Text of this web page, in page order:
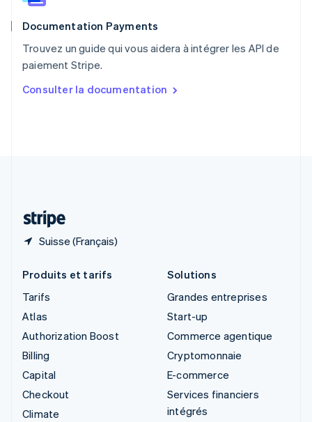
Documentation Payments
Trouvez un guide qui vous aidera à intégrer les API de
paiement Stripe.
Consulter la documentation
Suisse (Français)
Royaume-Uni
Singapour
English 简体中文
English
Produits et tarifs
Tarifs
Atlas
Authorization Boost
Billing
Capital
Checkout
Climate
Solutions
Grandes entreprises
Start-up
Commerce agentique
Cryptomonnaie
E-commerce
Services financiers
intégrés